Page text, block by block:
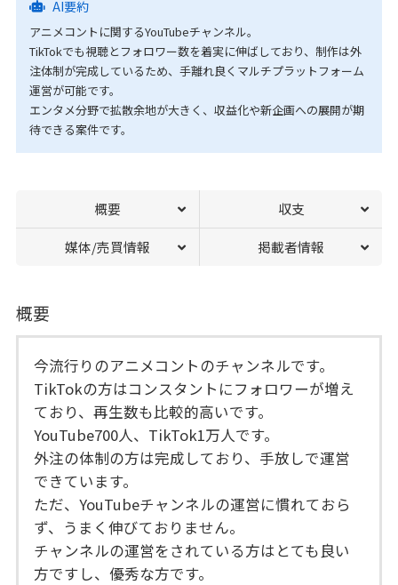
AI要約
アニメコントに関するYouTubeチャンネル。
TikTokでも視聴とフォロワー数を着実に伸ばしており、制作は外
注体制が完成しているため、手離れ良くマルチプラットフォーム
運営が可能です。
エンタメ分野で拡散余地が大きく、収益化や新企画への展開が期
待できる案件です。
概要 収支
媒体/売買情報 掲載者情報
概要
今流行りのアニメコントのチャンネルです。
TikTokの方はコンスタントにフォロワーが増え
ており、再生数も比較的高いです。
YouTube700人、TikTok1万人です。
外注の体制の方は完成しており、手放しで運営
できています。
ただ、YouTubeチャンネルの運営に慣れておら
ず、うまく伸びておりません。
チャンネルの運営をされている方はとても良い
方ですし、優秀な方です。